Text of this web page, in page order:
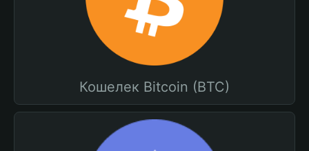
Кошелек Bitcoin (BTC)